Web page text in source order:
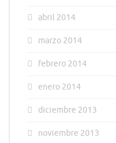
abril 2014
marzo 2014
febrero 2014
enero 2014
diciembre 2013
noviembre 2013